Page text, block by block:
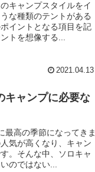
キャンプスタイルをイ
な種類のテントがある
イントとなる項目を記
トを想像する...
2021.04.13
キャンプに必要な
最高の季節になってきま
気が高くなり、キャン
。そんな中、ソロキャ
のではない...